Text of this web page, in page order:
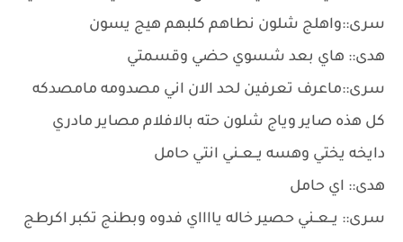
سرى::واهلج شلون نطاهم كلبهم هيج يسون
هدى:: هاي بعد شسوي حضي وقسمتي
سرى::ماعرف تعرفين لحد الان اني مصدومه مامصدكه
كل هذه صاير وياج شلون حته بالافلام مصاير مادري
دايخه يختي وهسه يــعــني انتي حامل
هدى:: اي حامل
سرى:: يــعــني حصير خاله يااااي فدوه وبطنج تكبر اكرطج